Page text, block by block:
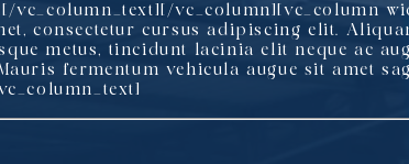
vc_column_text][/vc_column][vc_column
consectetur cursus adipiscing elit.
metus, tincidunt lacinia elit neque ac
fermentum vehicula augue sit amet